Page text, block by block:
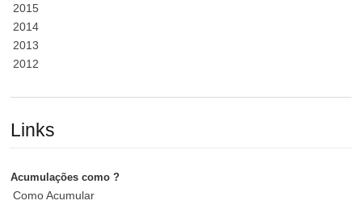
2015
2014
2013
2012
Links
Acumulações como ?
Como Acumular